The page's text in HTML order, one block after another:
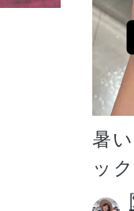
クリア
ンズオイル
暑
ッ